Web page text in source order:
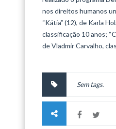
nos direitos humanos
“Kátia” (12), de Karla
classificação 10 anos;
de Vladmir Carvalho,
Sem tags.